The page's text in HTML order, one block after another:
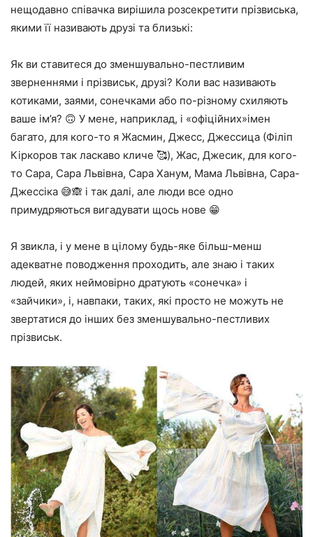
нещодавно співачка вирішила розсекретити прізвиська,
якими її називають друзі та близькі:
Як ви ставитеся до зменшувально-пестливим
зверненнями і прізвиськ, друзі? Коли вас називають
котиками, заями, сонечками або по-різному схиляють
ваше ім’я? 🙃 У мене, наприклад, і «офіційних»імен
багато, для кого-то я Жасмин, Джесс, Джессица (Філіп
Кіркоров так ласкаво кличе 🥰), Жас, Джесик, для кого-
то Сара, Сара Львівна, Сара Ханум, Мама Львівна, Сара-
Джессіка 😅🙈 і так далі, але люди все одно
примудряються вигадувати щось нове 😁
Я звикла, і у мене в цілому будь-яке більш-менш
адекватне поводження проходить, але знаю і таких
людей, яких неймовірно дратують «сонечка» і
«зайчики», і, навпаки, таких, які просто не можуть не
звертатися до інших без зменшувально-пестливих
прізвиськ.